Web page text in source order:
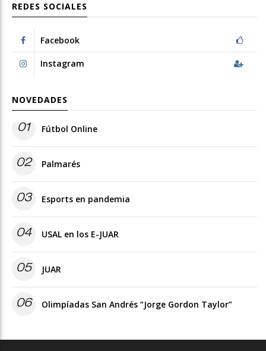
REDES SOCIALES
Facebook
Instagram
NOVEDADES
01 Fútbol Online
02 Palmarés
03 Esports en pandemia
04 USAL en los E-JUAR
05 JUAR
06 Olimpíadas San Andrés “Jorge Gordon Taylor”